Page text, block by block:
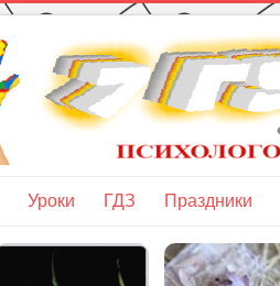
Уроки ГДЗ Праздники